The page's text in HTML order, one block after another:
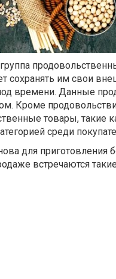
сохранять им свои
времени. Данные
Кроме
товары, такие
среди
для приготовления
встречаются